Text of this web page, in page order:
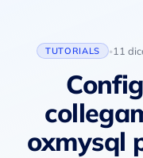
TUTORIALS • 11
oxmysql